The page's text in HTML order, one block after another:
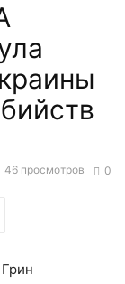
0
46 просмотров